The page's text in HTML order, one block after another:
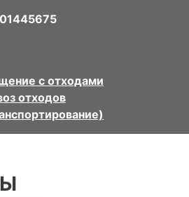
с отходами
отходов